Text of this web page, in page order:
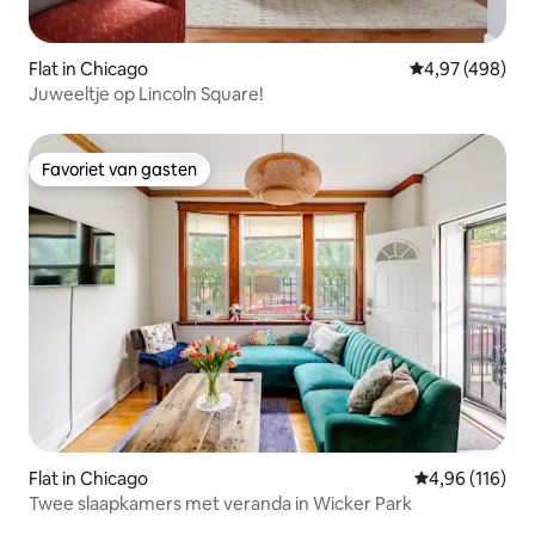
Flat in Chicago Gemiddelde
4,97 (498)
Juweeltje op Lincoln Square!
Favoriet van gasten
Favoriet van gasten
Flat in Chicago Gemiddelde
4,96 (116)
Twee slaapkamers met veranda in Wicker Park